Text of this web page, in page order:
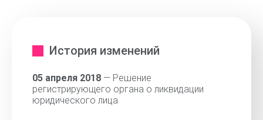
История изменений
05 апреля 2018 — Решение
регистрирующего органа о ликвидации
юридического лица